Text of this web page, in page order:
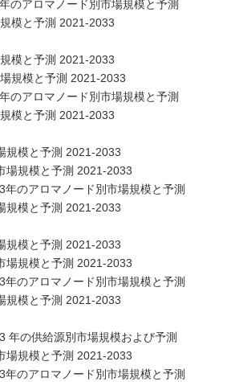
のアロマノード別市場規模と予測
模と予測 2021-2033
模と予測 2021-2033
規模と予測 2021-2033
のアロマノード別市場規模と予測
模と予測 2021-2033
規模と予測 2021-2033
場規模と予測 2021-2033
のアロマノード別市場規模と予測
規模と予測 2021-2033
規模と予測 2021-2033
場規模と予測 2021-2033
のアロマノード別市場規模と予測
規模と予測 2021-2033
年の供給源別市場規模および予測
場規模と予測 2021-2033
のアロマノード別市場規模と予測